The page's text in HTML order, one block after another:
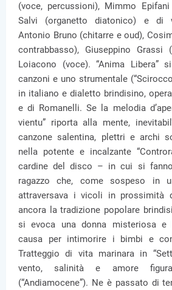
(voce, percussioni), Mimmo
Salvi (organetto diatonico) e di
Antonio Bruno (chitarre e oud),
contrabbasso), Giuseppino Grassi
Loiacono (voce). “Anima Libera”
canzoni e uno strumentale
in italiano e dialetto brindisino,
e di Romanelli. Se la melodia
vientu” riporta alla mente,
canzone salentina, plettri e archi
nella potente e incalzante
cardine del disco – in cui si
ragazzo che, come sospeso in
attraversava i vicoli in prossimità
ancora la tradizione popolare
si evoca una donna misteriosa e
causa per intimorire i bimbi e
Tratteggio di vita marinara in
vento, salinità e amore
(“Andiamocene”). Ne è passato di